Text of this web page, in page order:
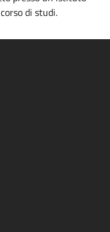
di studi.